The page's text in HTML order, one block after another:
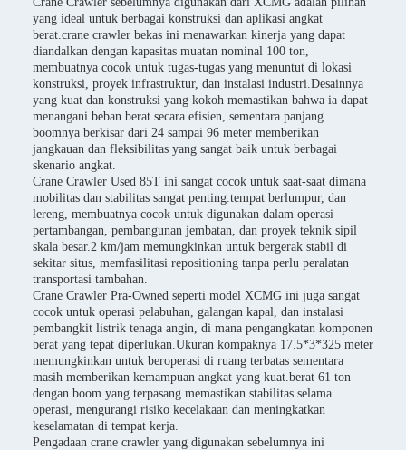
yang ideal untuk berbagai konstruksi dan aplikasi angkat
berat.crane crawler bekas ini menawarkan kinerja yang dapat
diandalkan dengan kapasitas muatan nominal 100 ton,
membuatnya cocok untuk tugas-tugas yang menuntut di lokasi
konstruksi, proyek infrastruktur, dan instalasi industri.Desainnya
yang kuat dan konstruksi yang kokoh memastikan bahwa ia dapat
menangani beban berat secara efisien, sementara panjang
boomnya berkisar dari 24 sampai 96 meter memberikan
jangkauan dan fleksibilitas yang sangat baik untuk berbagai
skenario angkat.
Crane Crawler Used 85T ini sangat cocok untuk saat-saat dimana
mobilitas dan stabilitas sangat penting.tempat berlumpur, dan
lereng, membuatnya cocok untuk digunakan dalam operasi
pertambangan, pembangunan jembatan, dan proyek teknik sipil
skala besar.2 km/jam memungkinkan untuk bergerak stabil di
sekitar situs, memfasilitasi repositioning tanpa perlu peralatan
transportasi tambahan.
Crane Crawler Pra-Owned seperti model XCMG ini juga sangat
cocok untuk operasi pelabuhan, galangan kapal, dan instalasi
pembangkit listrik tenaga angin, di mana pengangkatan komponen
berat yang tepat diperlukan.Ukuran kompaknya 17.5*3*325 meter
memungkinkan untuk beroperasi di ruang terbatas sementara
masih memberikan kemampuan angkat yang kuat.berat 61 ton
dengan boom yang terpasang memastikan stabilitas selama
operasi, mengurangi risiko kecelakaan dan meningkatkan
keselamatan di tempat kerja.
Pengadaan crane crawler yang digunakan sebelumnya ini